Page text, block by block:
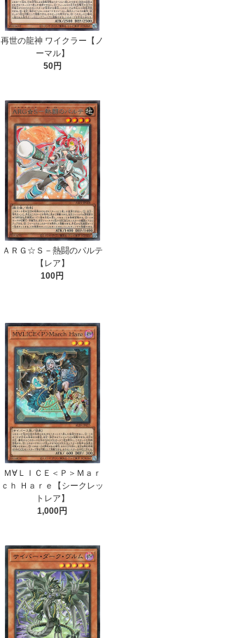
再世の龍神 ワイクラー【ノ
ーマル】
50円
ＡＲＧ☆Ｓ－熱闘のパルテ
【レア】
100円
Ｍ∀ＬＩＣＥ＜Ｐ＞Ｍａｒ
ｃｈ Ｈａｒｅ【シークレッ
トレア】
1,000円